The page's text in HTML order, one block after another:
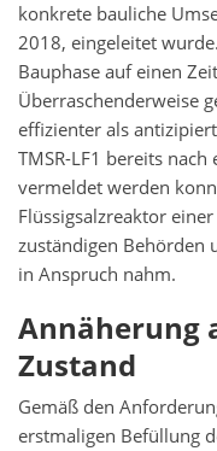
konkrete bauliche
2018, eingeleitet
Bauphase auf einen
Überraschenderweise
effizienter als
TMSR-LF1 bereits
vermeldet werden
Flüssigsalzreaktor
zuständigen Behörden
in Anspruch nahm.
Annäherung
Zustand
Gemäß den
erstmaligen Befüllung